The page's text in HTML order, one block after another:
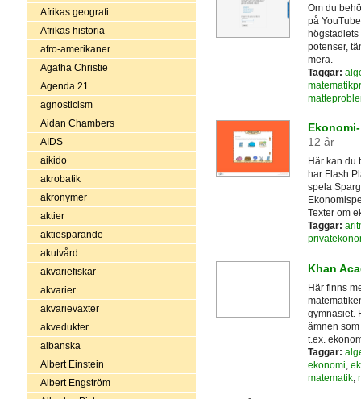
Afrikas geografi
Afrikas historia
afro-amerikaner
Agatha Christie
Agenda 21
agnosticism
Aidan Chambers
AIDS
aikido
akrobatik
akronymer
aktier
aktiesparande
akutvård
akvariefiskar
akvarier
akvarieväxter
akvedukter
albanska
Albert Einstein
Albert Engström
Om du
på
högstadiets
potenser,
mera.
Taggar:
12 år
Här kan du
har Flash
spela
Texter om
Taggar:
Khan
Här finns
gymnasiet.
ämnen
t.ex.
Taggar:
ekonomi
matematik,